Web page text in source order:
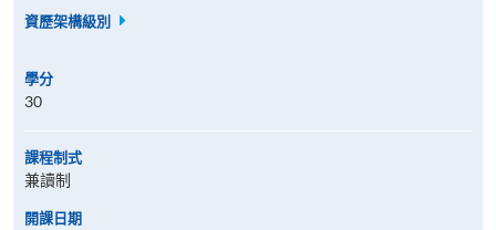
資歷架構級別
學分
30
課程制式
兼讀制
開課日期